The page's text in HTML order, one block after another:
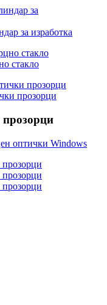
за изработка
стакло
прозорци
прозорци